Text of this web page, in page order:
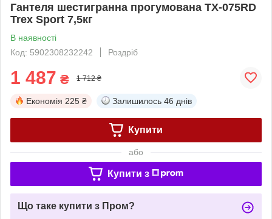
Гантеля шестигранна прогумована TX-075RD
Trex Sport 7,5кг
В наявності
Код: 5902308232242
Роздріб
1 487 ₴ 1 712 ₴
Економія 225 ₴ Залишилось 46 днів
Купити
або
Купити з
Що таке купити з Пром?